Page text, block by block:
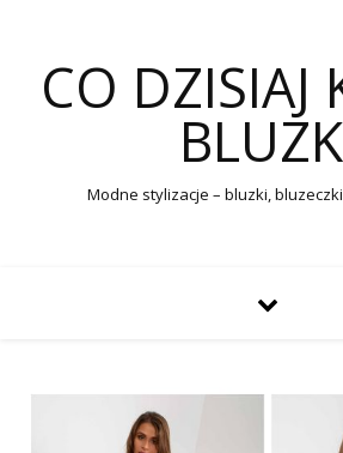
CO DZISIAJ
Modne stylizacje – bluzki,